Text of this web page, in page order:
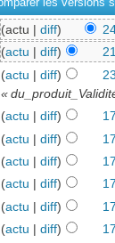
(actu |diff)
(actu |diff)
(actu |diff)
«
(actu |diff)
(actu |diff)
(actu |diff)
(actu |diff)
(actu |diff)
(actu |diff)